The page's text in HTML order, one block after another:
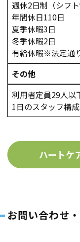
週休2日制（シフト
年間休日110日
夏季休暇3日
冬季休暇2日
有給休暇※法定通
その他
利用者定員29人以
1日のスタッフ構
ハートケ
お問い合わせ